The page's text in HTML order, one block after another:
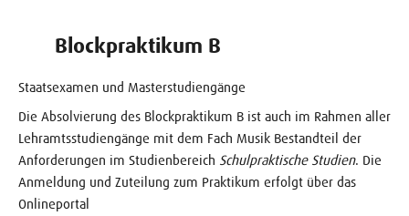
Blockpraktikum B
Staatsexamen und Masterstudiengänge
Die Absolvierung des Blockpraktikum B ist auch im Rahmen aller
Lehramtsstudiengänge mit dem Fach Musik Bestandteil der
Anforderungen im Studienbereich Schulpraktische Studien. Die
Anmeldung und Zuteilung zum Praktikum erfolgt über das
Onlineportal